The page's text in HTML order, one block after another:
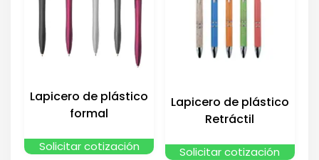
Lapicero de plástico
formal
Solicitar cotización
Lapicero de plástico
Retráctil
Solicitar cotización